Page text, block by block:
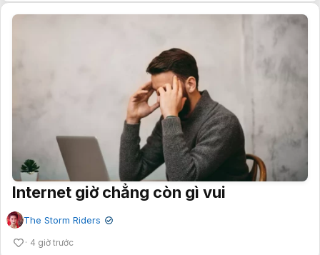
Internet giờ chẳng còn gì vui
The Storm Riders ✔
4 giờ trước